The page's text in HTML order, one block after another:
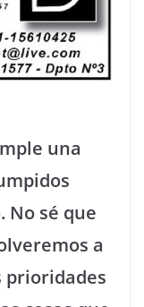
una
sé que
a
prioridades